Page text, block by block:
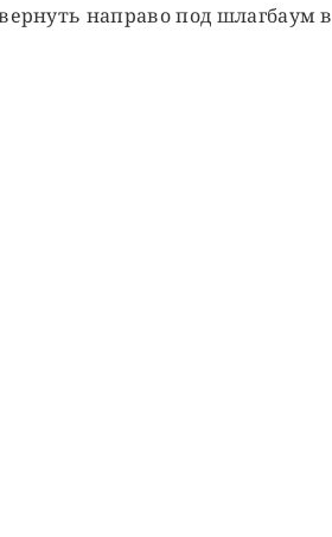
направо под шлагбаум в